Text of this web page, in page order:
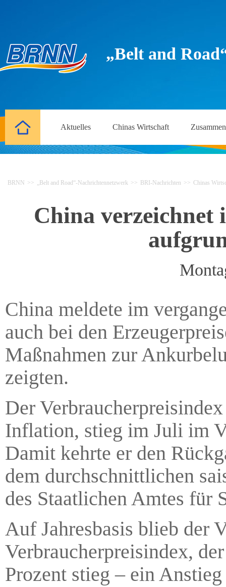
„Belt and
Aktuelles Chinas Wirtschaft
BRNN >> „Belt and Road“-Nachrichtennetzwerk >> BRI-Nachrichten >> Chinas
China verzeichnet
China meldete im
auch bei den
Maßnahmen zur
zeigten.
Der
Inflation, stieg im Juli im
Damit kehrte er den
dem durchschnittlichen
des Staatlichen Amtes für
Auf Jahresbasis blieb der
Verbraucherpreisindex,
Prozent stieg – ein